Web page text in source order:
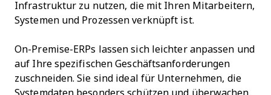
Infrastruktur zu nutzen, die mit Ihren Mitarbeitern,
Systemen und Prozessen verknüpft ist.
On-Premise-ERPs lassen sich leichter anpassen und
auf Ihre spezifischen Geschäftsanforderungen
zuschneiden. Sie sind ideal für Unternehmen, die
Systemdaten besonders schützen und überwachen